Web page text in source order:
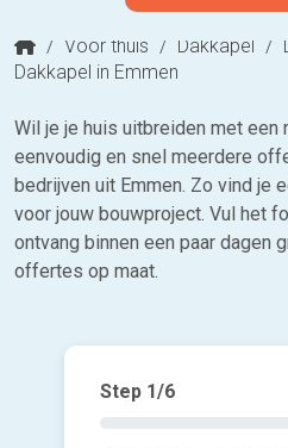
/ Voor thuis / Dakkapel /
Dakkapel in Emmen
Wil je je huis uitbreiden met een
eenvoudig en snel meerdere
bedrijven uit Emmen. Zo vind je
voor jouw bouwproject. Vul het
ontvang binnen een paar dagen
offertes op maat.
Step 1/6